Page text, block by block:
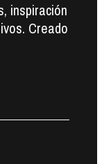
inspiración
Creado